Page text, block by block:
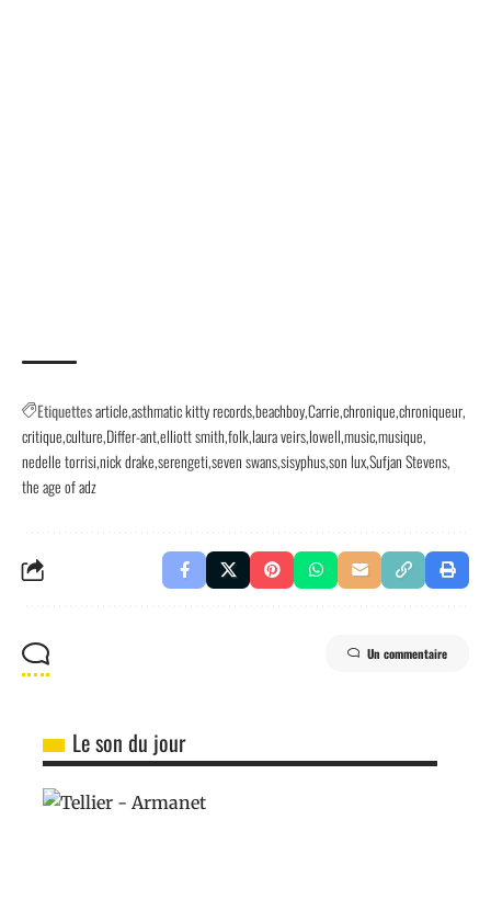
Etiquettesarticleasthmatic kitty recordsbeachboyCarriechroniquechroniqueur
critiqueculture Differ-antelliott smithfolklaura veirslowellmusicmusique
nedelle torrisinick drakeserengetiseven swanssisyphusson luxSufjan Stevens
the age of adz
Un commentaire
Le son du jour